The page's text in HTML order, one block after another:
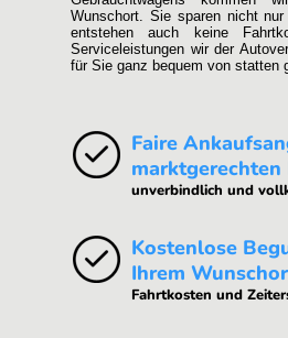
Wunschort. Sie sparen nicht
entstehen auch keine
Serviceleistungen wir der
für Sie ganz bequem von statten
Faire
marktgerechten
unverbindlich und
Kostenlose
Ihrem
Fahrtkosten und